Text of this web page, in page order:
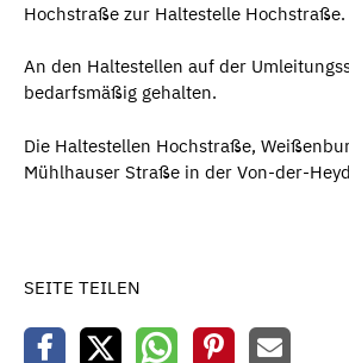
Hochstraße zur Haltestelle Hochstraße.
An den Haltestellen auf der
bedarfsmäßig gehalten.
Die Haltestellen Hochstraße,
Mühlhauser Straße in der Von-der-
SEITE TEILEN